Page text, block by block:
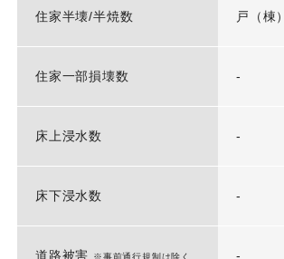
住家半壊/半焼数 戸（棟）
住家一部損壊数 -
床上浸水数 -
床下浸水数 -
道路被害 ※事前通行規制は除く -